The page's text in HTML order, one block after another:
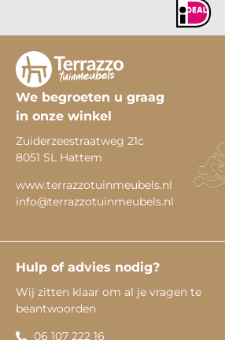
We begroeten u graag
in onze winkel
Zuiderzeestraatweg 21c
8051 SL Hattem
www.terrazzotuinmeubels.nl
info@terrazzotuinmeubels.nl
Hulp of advies nodig?
Wij zitten klaar om al je vragen te
beantwoorden
06 107 222 16